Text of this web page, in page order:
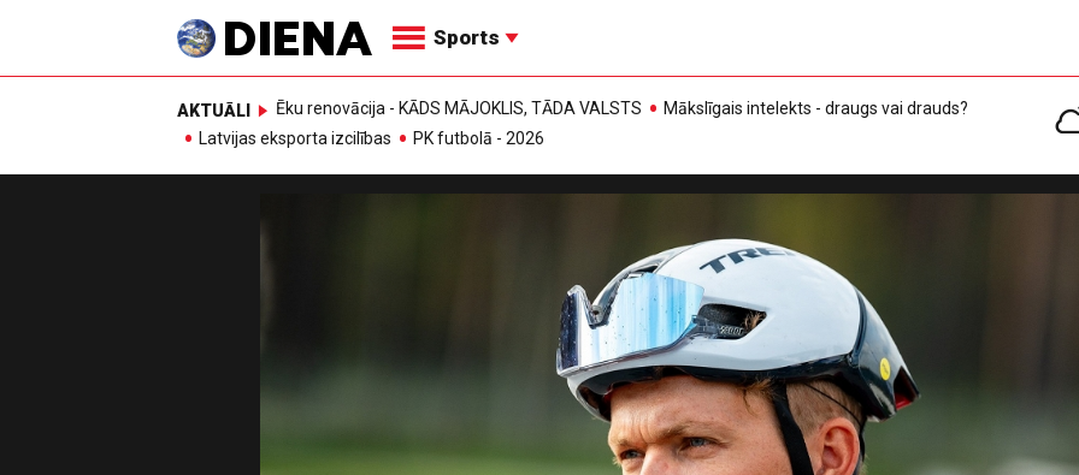
Sports
AKTUĀLI Ēku renovācija - KĀDS MĀJOKLIS, TĀDA VALSTS
Mākslīgais intelekts - draugs vai drauds?
Latvijas eksporta izcilības
PK futbolā - 2026